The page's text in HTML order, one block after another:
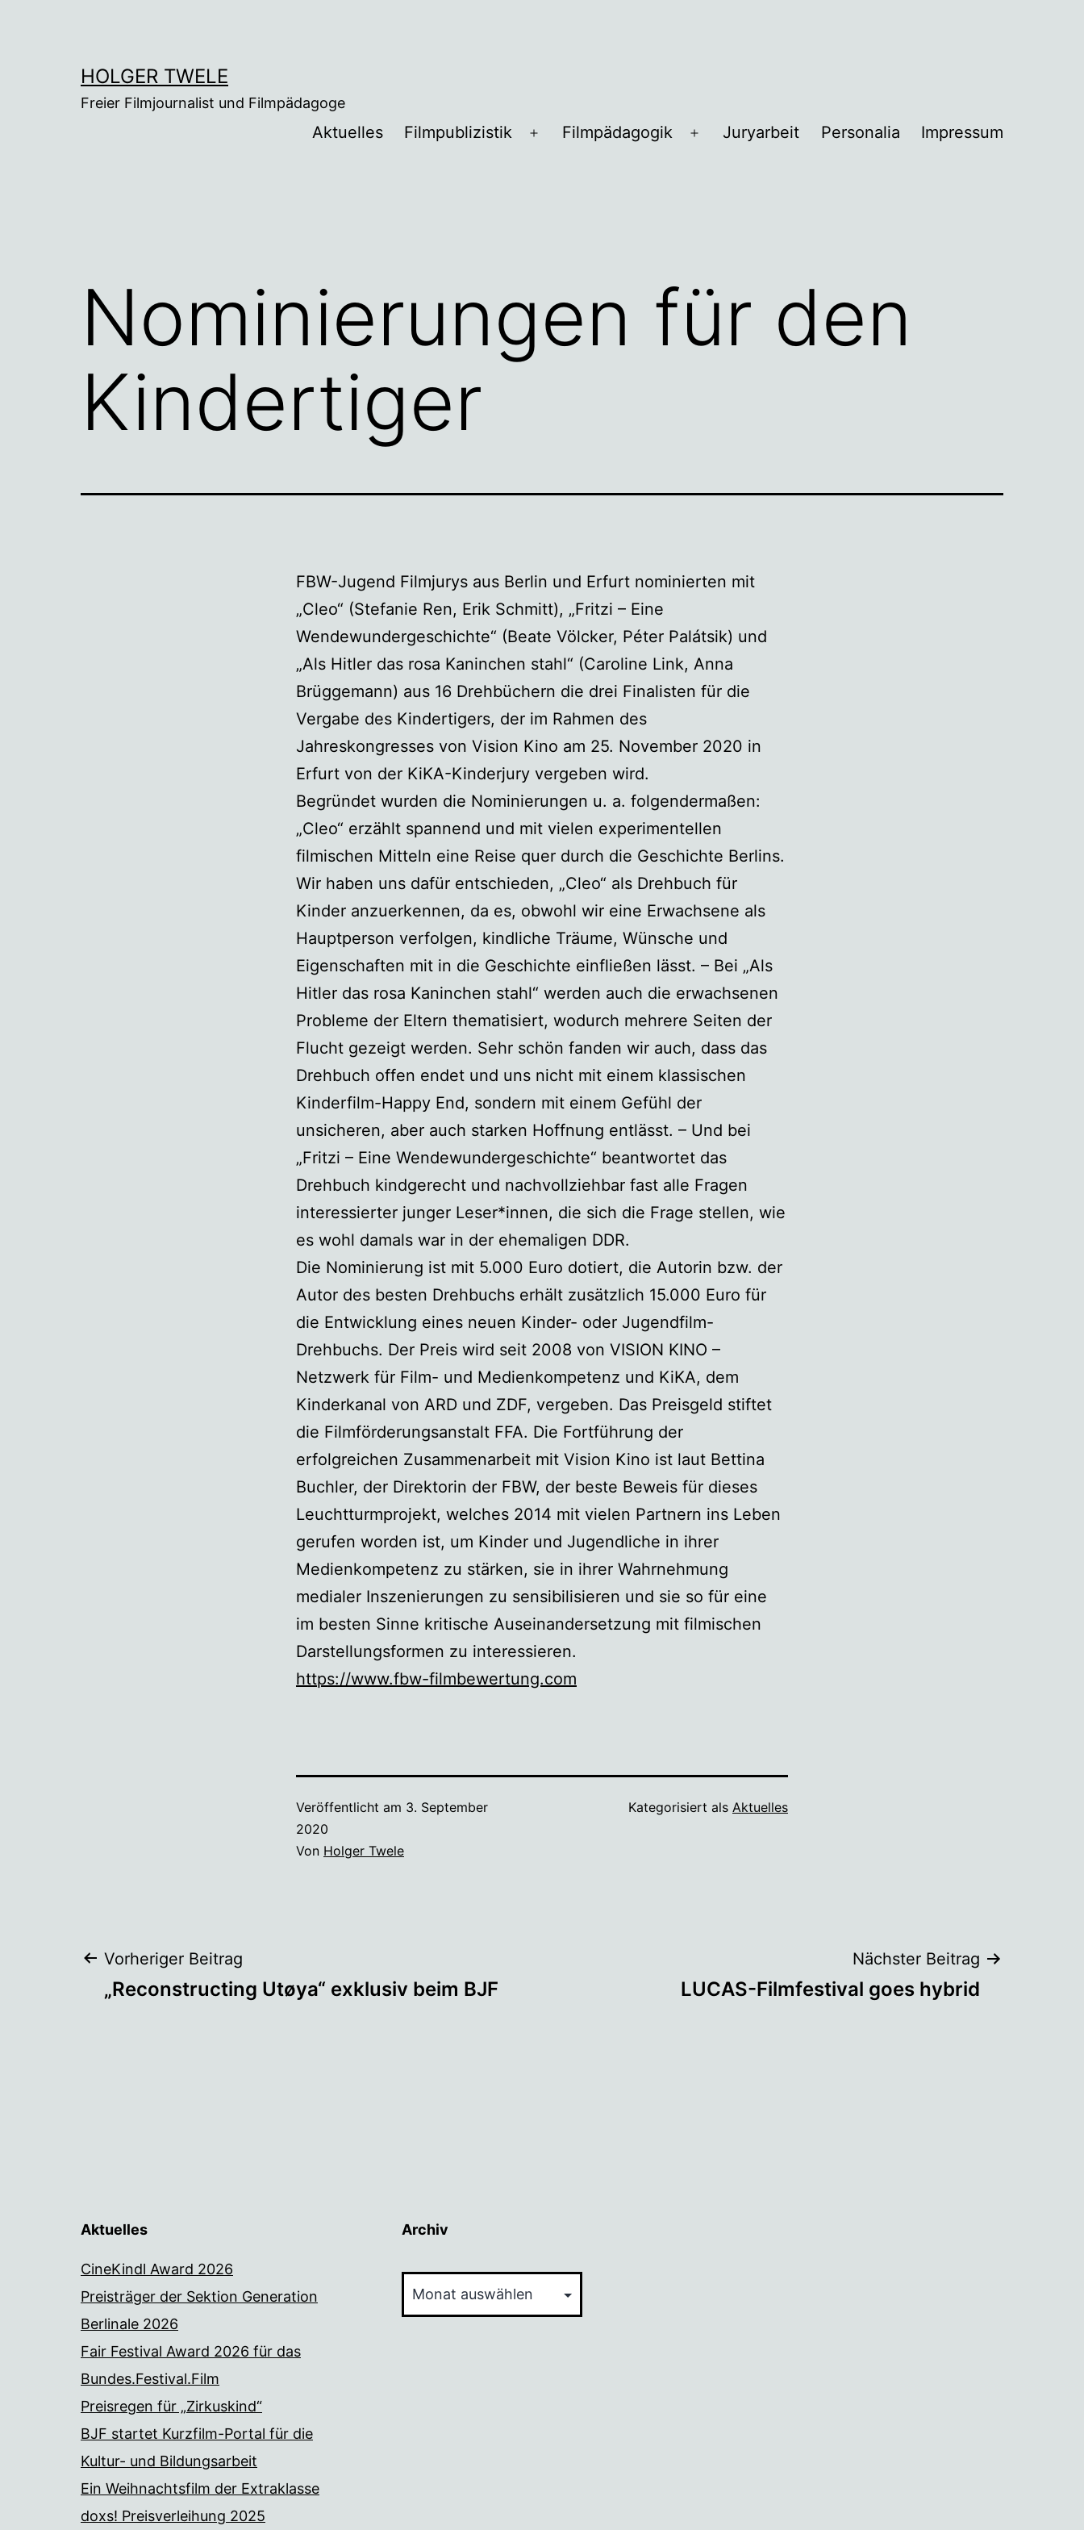
HOLGER TWELE
Freier Filmjournalist und Filmpädagoge
Aktuelles Filmpublizistik
Menü
Filmpädagogik
Menü
Juryarbeit Personalia Impressum
Nominierungen für den
Kindertiger
FBW-Jugend Filmjurys aus Berlin und Erfurt nominierten mit
„Cleo“ (Stefanie Ren, Erik Schmitt), „Fritzi – Eine
Wendewundergeschichte“ (Beate Völcker, Péter Palátsik) und
„Als Hitler das rosa Kaninchen stahl“ (Caroline Link, Anna
Brüggemann) aus 16 Drehbüchern die drei Finalisten für die
Vergabe des Kindertigers, der im Rahmen des
Jahreskongresses von Vision Kino am 25. November 2020 in
Erfurt von der KiKA-Kinderjury vergeben wird.
Begründet wurden die Nominierungen u. a. folgendermaßen:
„Cleo“ erzählt spannend und mit vielen experimentellen
filmischen Mitteln eine Reise quer durch die Geschichte Berlins.
Wir haben uns dafür entschieden, „Cleo“ als Drehbuch für
Kinder anzuerkennen, da es, obwohl wir eine Erwachsene als
Hauptperson verfolgen, kindliche Träume, Wünsche und
Eigenschaften mit in die Geschichte einfließen lässt. – Bei „Als
Hitler das rosa Kaninchen stahl“ werden auch die erwachsenen
Probleme der Eltern thematisiert, wodurch mehrere Seiten der
Flucht gezeigt werden. Sehr schön fanden wir auch, dass das
Drehbuch offen endet und uns nicht mit einem klassischen
Kinderfilm-Happy End, sondern mit einem Gefühl der
unsicheren, aber auch starken Hoffnung entlässt. – Und bei
„Fritzi – Eine Wendewundergeschichte“ beantwortet das
Drehbuch kindgerecht und nachvollziehbar fast alle Fragen
interessierter junger Leser*innen, die sich die Frage stellen, wie
es wohl damals war in der ehemaligen DDR.
Die Nominierung ist mit 5.000 Euro dotiert, die Autorin bzw. der
Autor des besten Drehbuchs erhält zusätzlich 15.000 Euro für
die Entwicklung eines neuen Kinder- oder Jugendfilm-
Drehbuchs. Der Preis wird seit 2008 von VISION KINO –
Netzwerk für Film- und Medienkompetenz und KiKA, dem
Kinderkanal von ARD und ZDF, vergeben. Das Preisgeld stiftet
die Filmförderungsanstalt FFA. Die Fortführung der
erfolgreichen Zusammenarbeit mit Vision Kino ist laut Bettina
Buchler, der Direktorin der FBW, der beste Beweis für dieses
Leuchtturmprojekt, welches 2014 mit vielen Partnern ins Leben
gerufen worden ist, um Kinder und Jugendliche in ihrer
Medienkompetenz zu stärken, sie in ihrer Wahrnehmung
medialer Inszenierungen zu sensibilisieren und sie so für eine
im besten Sinne kritische Auseinandersetzung mit filmischen
Darstellungsformen zu interessieren.
https://www.fbw-filmbewertung.com
Veröffentlicht am 3. September
2020
Von Holger Twele
Kategorisiert als Aktuelles
Beitragsnavigation
Vorheriger Beitrag
„Reconstructing Utøya“ exklusiv beim BJF
Nächster Beitrag
LUCAS-Filmfestival goes hybrid
Aktuelles
CineKindl Award 2026
Preisträger der Sektion Generation
Berlinale 2026
Fair Festival Award 2026 für das
Bundes.Festival.Film
Preisregen für „Zirkuskind“
BJF startet Kurzfilm-Portal für die
Kultur- und Bildungsarbeit
Ein Weihnachtsfilm der Extraklasse
doxs! Preisverleihung 2025
Archiv